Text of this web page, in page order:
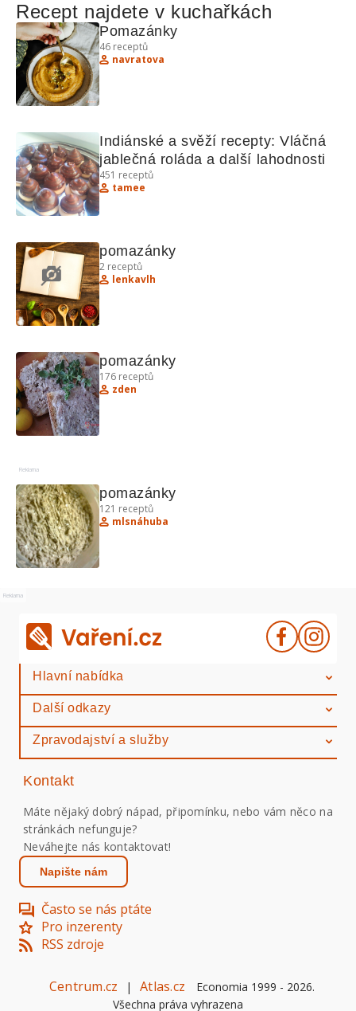
Recept najdete v kuchařkách
46 receptů
navratova
Indiánské a svěží recepty: Vláčná
jablečná roláda a další lahodnosti
451 receptů
tamee
pomazánky
2 receptů
lenkavlh
pomazánky
176 receptů
zden
Reklama
pomazánky
121 receptů
mlsnáhuba
Reklama
Hlavní nabídka
Další odkazy
Zpravodajství a služby
Kontakt
Máte nějaký dobrý nápad, připomínku, nebo vám něco na
stránkách nefunguje?
Neváhejte nás kontaktovat!
Napište nám
Často se nás ptáte
Pro inzerenty
RSS zdroje
Centrum.cz | Atlas.cz Economia 1999 - 2026.
Všechna práva vyhrazena